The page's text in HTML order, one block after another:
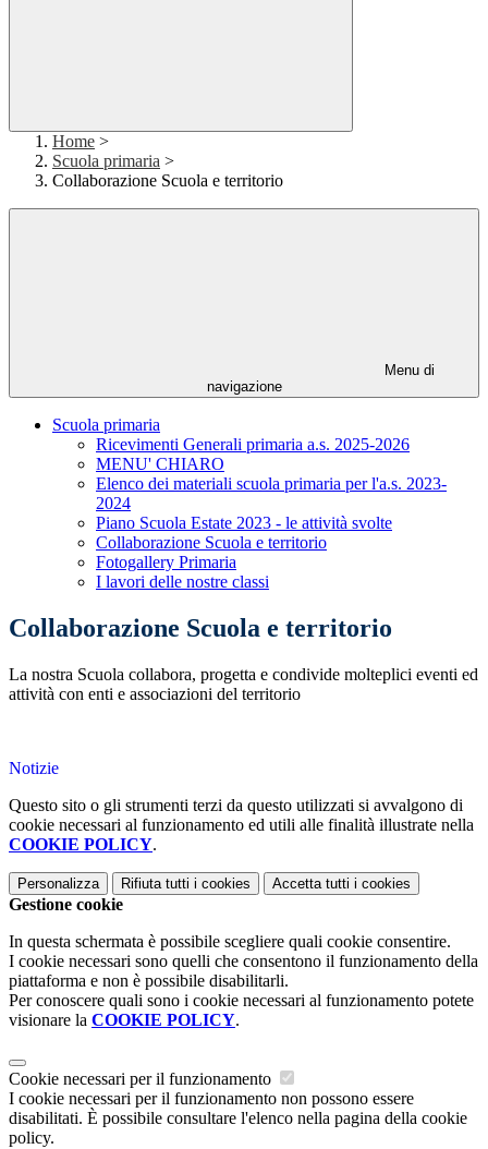
Home >
Scuola primaria >
Collaborazione Scuola e territorio
Menu di
navigazione
Scuola primaria
Ricevimenti Generali primaria a.s. 2025-2026
MENU' CHIARO
Elenco dei materiali scuola primaria per l'a.s. 2023-
2024
Piano Scuola Estate 2023 - le attività svolte
Collaborazione Scuola e territorio
Fotogallery Primaria
I lavori delle nostre classi
Collaborazione Scuola e territorio
La nostra Scuola collabora, progetta e condivide molteplici eventi ed
attività con enti e associazioni del territorio
Notizie
Questo sito o gli strumenti terzi da questo utilizzati si avvalgono di
cookie necessari al funzionamento ed utili alle finalità illustrate nella
COOKIE POLICY.
Personalizza Rifiuta tutti i cookies Accetta tutti i cookies
Gestione cookie
In questa schermata è possibile scegliere quali cookie consentire.
I cookie necessari sono quelli che consentono il funzionamento della
piattaforma e non è possibile disabilitarli.
Per conoscere quali sono i cookie necessari al funzionamento potete
visionare la COOKIE POLICY.
Cookie necessari per il funzionamento
I cookie necessari per il funzionamento non possono essere
disabilitati. È possibile consultare l'elenco nella pagina della cookie
policy.